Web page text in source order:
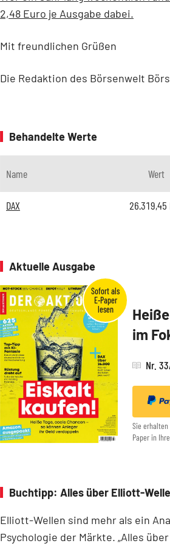
2,48 Euro je Ausgabe dabei.
Mit freundlichen Grüßen
Die Redaktion des Börsenwelt
Behandelte Werte
Name Wert
DAX 26.319,45
Aktuelle Ausgabe
im
Nr.
Sie erhalten
Paper in
Buchtipp: Alles über Elliott-
Elliott-Wellen sind mehr als ein
Psychologie der Märkte. „Alles